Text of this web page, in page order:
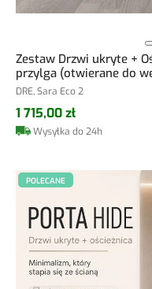
Zestaw Drzwi ukryte +
przylga (otwierane do
DRE, Sara Eco 2
1 715,00 zł
Wysyłka do 24h
POLECANE